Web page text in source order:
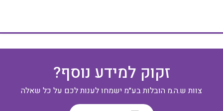
זקוק למידע נוסף?
צוות ש.ה.מ הובלות בע״מ ישמחו לענות לכם על כל שאלה